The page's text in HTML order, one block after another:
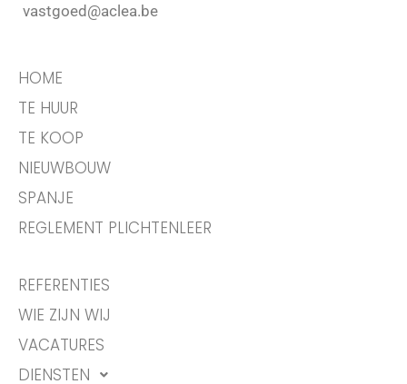
vastgoed@aclea.be
HOME
TE HUUR
TE KOOP
NIEUWBOUW
SPANJE
REGLEMENT PLICHTENLEER
REFERENTIES
WIE ZIJN WIJ
VACATURES
DIENSTEN